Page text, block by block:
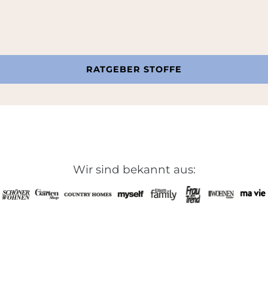
RATGEBER STOFFE
Wir sind bekannt aus: